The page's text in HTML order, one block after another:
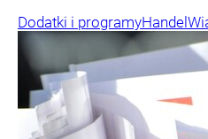
Dodatki i programyHandel